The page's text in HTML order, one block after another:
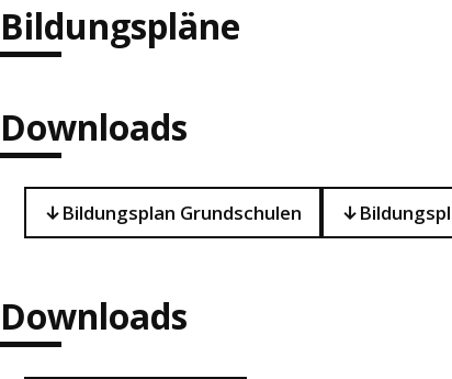
Bildungspläne
Downloads
Bildungsplan Grundschulen
Downloads